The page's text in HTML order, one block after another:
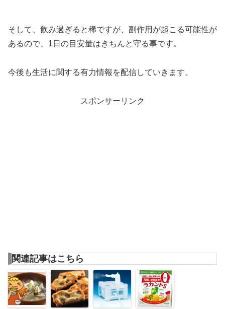
そして、飲み過ぎると稀ですが、副作用が起こる可能性が
あるので、1日の目安量はきちんと守る事です。
今後も生活に関する有力情報を配信していきます。
スポンサーリンク
関連記事はこちら